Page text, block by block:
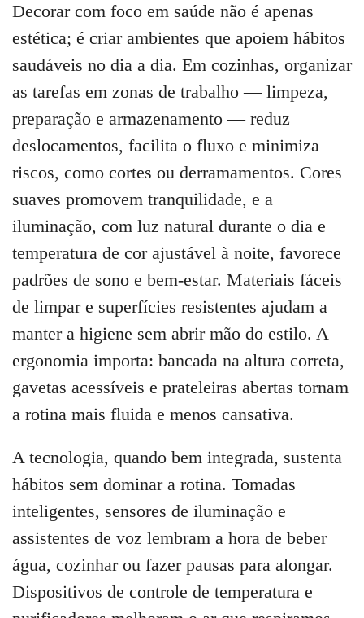
Decorar com foco em saúde não é apenas
estética; é criar ambientes que apoiem hábitos
saudáveis no dia a dia. Em cozinhas, organizar
as tarefas em zonas de trabalho — limpeza,
preparação e armazenamento — reduz
deslocamentos, facilita o fluxo e minimiza
riscos, como cortes ou derramamentos. Cores
suaves promovem tranquilidade, e a
iluminação, com luz natural durante o dia e
temperatura de cor ajustável à noite, favorece
padrões de sono e bem-estar. Materiais fáceis
de limpar e superfícies resistentes ajudam a
manter a higiene sem abrir mão do estilo. A
ergonomia importa: bancada na altura correta,
gavetas acessíveis e prateleiras abertas tornam
a rotina mais fluida e menos cansativa.
A tecnologia, quando bem integrada, sustenta
hábitos sem dominar a rotina. Tomadas
inteligentes, sensores de iluminação e
assistentes de voz lembram a hora de beber
água, cozinhar ou fazer pausas para alongar.
Dispositivos de controle de temperatura e